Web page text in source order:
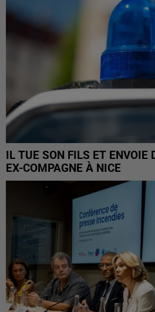
IL TUE SON FILS ET ENVOIE
EX-COMPAGNE À NICE